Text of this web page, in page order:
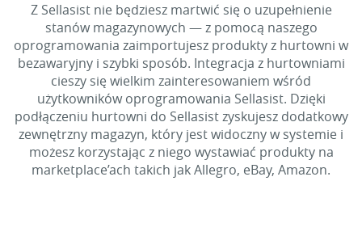
Z Sellasist nie będziesz martwić się o uzupełnienie
stanów magazynowych — z pomocą naszego
oprogramowania zaimportujesz produkty z hurtowni w
bezawaryjny i szybki sposób. Integracja z hurtowniami
cieszy się wielkim zainteresowaniem wśród
użytkowników oprogramowania Sellasist. Dzięki
podłączeniu hurtowni do Sellasist zyskujesz dodatkowy
zewnętrzny magazyn, który jest widoczny w systemie i
możesz korzystając z niego wystawiać produkty na
marketplace’ach takich jak Allegro, eBay, Amazon.